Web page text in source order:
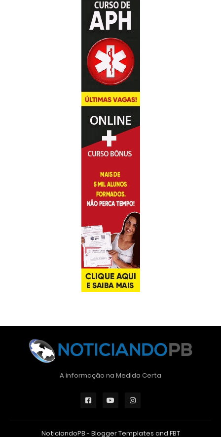
A informação na Medida Certa
NoticiandoPB - Blogger Templates and FBT